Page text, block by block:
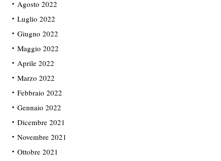
Agosto 2022
Luglio 2022
Giugno 2022
Maggio 2022
Aprile 2022
Marzo 2022
Febbraio 2022
Gennaio 2022
Dicembre 2021
Novembre 2021
Ottobre 2021